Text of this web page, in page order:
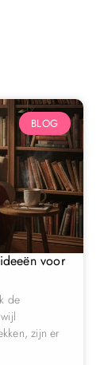
BLOG
voor
de
zijn er